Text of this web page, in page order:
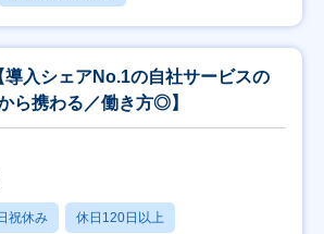
入シェアNo.1の自社サービスの
ら携わる／働き方◎】
祝休み 休日120日以上